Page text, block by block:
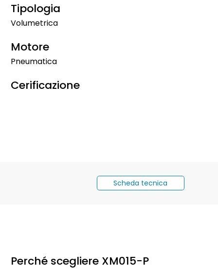
Tipologia
Volumetrica
Pneumatica
Cerificazione
Motore
Scheda tecnica
Perché scegliere XM015-P